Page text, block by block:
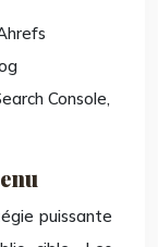
Console,
puissante